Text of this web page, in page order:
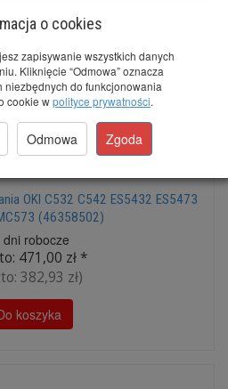
OKI C532 C542 ES5432 ES5473
(46358502)
dni robocze
471,00 zł*
382,93 zł)
koszyka
o cookies
zapisywanie wszystkich danych
Kliknięcie “Odmowa” oznacza
niezbędnych do funkcjonowania
cookie wpolityce prywatności.
Odmowa Zgoda